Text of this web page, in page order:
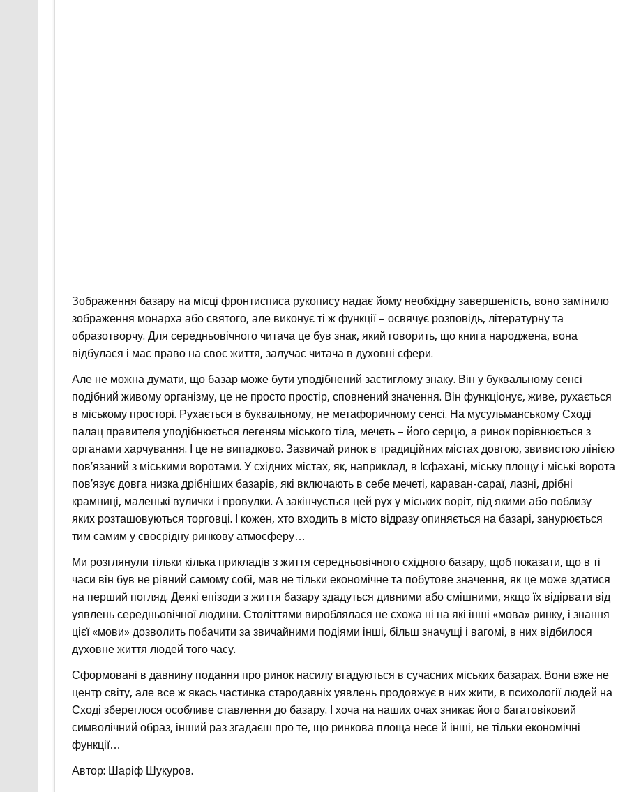
Зображення базару на місці фронтисписа рукопису надає йому необхідну завершеність, воно замінило
зображення монарха або святого, але виконує ті ж функції – освячує розповідь, літературну та
образотворчу. Для середньовічного читача це був знак, який говорить, що книга народжена, вона
відбулася і має право на своє життя, залучає читача в духовні сфери.
Але не можна думати, що базар може бути уподібнений застиглому знаку. Він у буквальному сенсі
подібний живому організму, це не просто простір, сповнений значення. Він функціонує, живе, рухається
в міському просторі. Рухається в буквальному, не метафоричному сенсі. На мусульманському Сході
палац правителя уподібнюється легеням міського тіла, мечеть – його серцю, а ринок порівнюється з
органами харчування. І це не випадково. Зазвичай ринок в традиційних містах довгою, звивистою лінією
пов’язаний з міськими воротами. У східних містах, як, наприклад, в Ісфахані, міську площу і міські ворота
пов’язує довга низка дрібніших базарів, які включають в себе мечеті, караван-сараї, лазні, дрібні
крамниці, маленькі вулички і провулки. А закінчується цей рух у міських воріт, під якими або поблизу
яких розташовуються торговці. І кожен, хто входить в місто відразу опиняється на базарі, занурюється
тим самим у своєрідну ринкову атмосферу…
Ми розглянули тільки кілька прикладів з життя середньовічного східного базару, щоб показати, що в ті
часи він був не рівний самому собі, мав не тільки економічне та побутове значення, як це може здатися
на перший погляд. Деякі епізоди з життя базару здадуться дивними або смішними, якщо їх відірвати від
уявлень середньовічної людини. Століттями вироблялася не схожа ні на які інші «мова» ринку, і знання
цієї «мови» дозволить побачити за звичайними подіями інші, більш значущі і вагомі, в них відбилося
духовне життя людей того часу.
Сформовані в давнину подання про ринок насилу вгадуються в сучасних міських базарах. Вони вже не
центр світу, але все ж якась частинка стародавніх уявлень продовжує в них жити, в психології людей на
Сході збереглося особливе ставлення до базару. І хоча на наших очах зникає його багатовіковий
символічний образ, інший раз згадаєш про те, що ринкова площа несе й інші, не тільки економічні
функції…
Автор: Шаріф Шукуров.